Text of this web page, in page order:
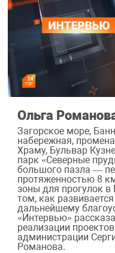
Ольга
Загорское море,
набережная,
Храму, Бульвар
парк «Северные
большого пазла —
протяженностью 8
зоны для прогулок
том, как
дальнейшему
«Интервью»
реализации
администрации
Романова.